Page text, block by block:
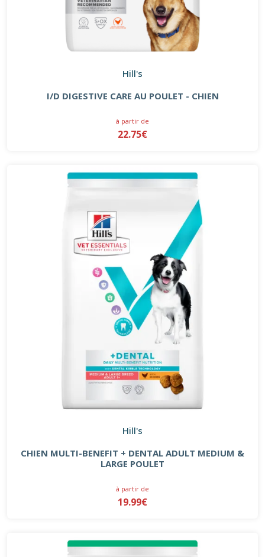
Hill's
I/D DIGESTIVE CARE AU POULET - CHIEN
à partir de
22.75€
Hill's
CHIEN MULTI-BENEFIT + DENTAL ADULT MEDIUM &
LARGE POULET
à partir de
19.99€